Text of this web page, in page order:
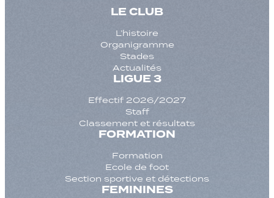
LE CLUB
L’histoire
Organigramme
Stades
Actualités
LIGUE 3
Effectif 2026/2027
Staff
Classement et résultats
FORMATION
Formation
Ecole de foot
Section sportive et détections
FEMININES